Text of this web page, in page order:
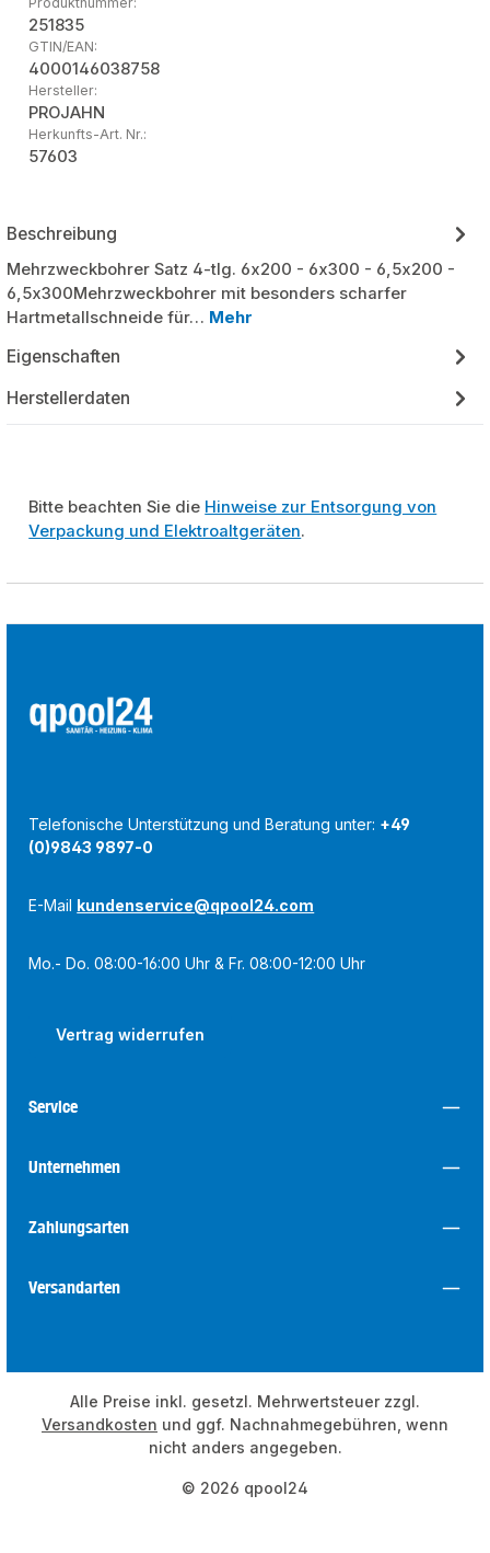
251835
GTIN/EAN:
4000146038758
Hersteller:
PROJAHN
Herkunfts-Art. Nr.:
57603
Beschreibung
Mehrzweckbohrer Satz 4-tlg. 6x200 - 6x300 - 6,5x200 -
6,5x300Mehrzweckbohrer mit besonders scharfer
Hartmetallschneide für… Mehr
Eigenschaften
Herstellerdaten
Bitte beachten Sie die Hinweise zur Entsorgung von
Verpackung und Elektroaltgeräten.
Telefonische Unterstützung und Beratung unter: +49
(0)9843 9897-0
E-Mail kundenservice@qpool24.com
Mo.- Do. 08:00-16:00 Uhr & Fr. 08:00-12:00 Uhr
Vertrag widerrufen
Service
Unternehmen
Zahlungsarten
Versandarten
© 2026 qpool24
Alle Preise inkl. gesetzl. Mehrwertsteuer zzgl.
Versandkosten und ggf. Nachnahmegebühren, wenn
nicht anders angegeben.